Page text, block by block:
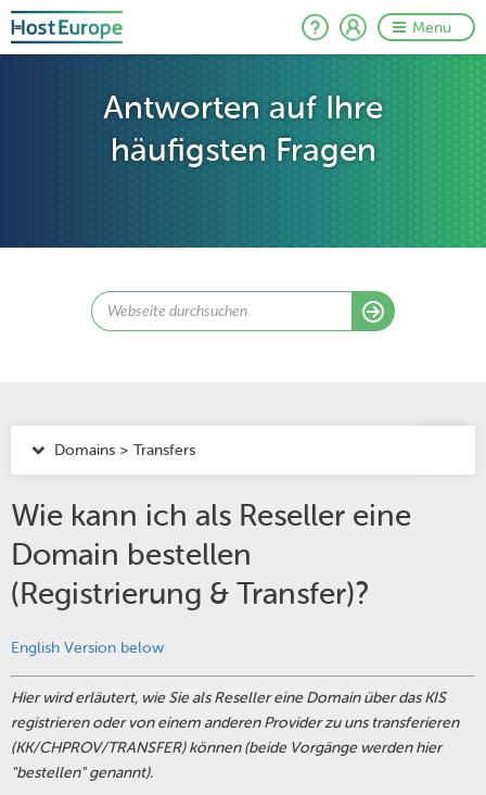
Menu
Antworten auf Ihre
häufigsten Fragen
Domains > Transfers
Wie kann ich als Reseller eine
Domain bestellen
(Registrierung & Transfer)?
English Version below
Hier wird erläutert, wie Sie als Reseller eine Domain über das KIS
registrieren oder von einem anderen Provider zu uns transferieren
(KK/CHPROV/TRANSFER) können (beide Vorgänge werden hier
"bestellen" genannt).